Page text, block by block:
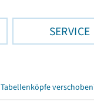
SERVICE
Tabellenköpfe